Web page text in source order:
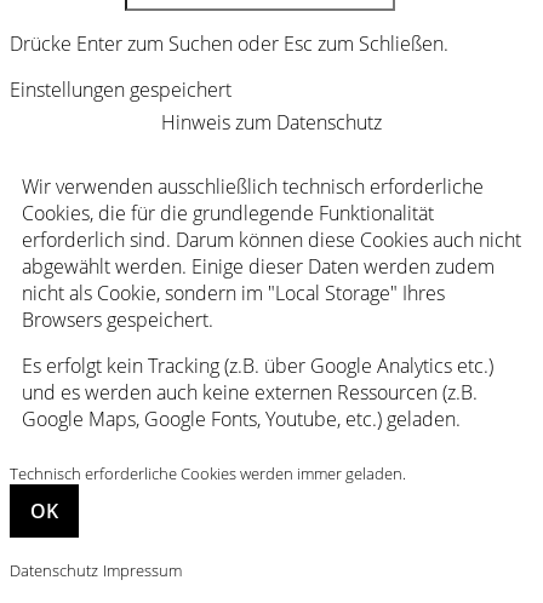
Drücke Enter zum Suchen oder Esc zum Schließen.
Einstellungen gespeichert
Hinweis zum Datenschutz
Wir verwenden ausschließlich technisch erforderliche
Cookies, die für die grundlegende Funktionalität
erforderlich sind. Darum können diese Cookies auch nicht
abgewählt werden. Einige dieser Daten werden zudem
nicht als Cookie, sondern im "Local Storage" Ihres
Browsers gespeichert.
Es erfolgt kein Tracking (z.B. über Google Analytics etc.)
und es werden auch keine externen Ressourcen (z.B.
Google Maps, Google Fonts, Youtube, etc.) geladen.
Technisch erforderliche Cookies werden immer geladen.
Datenschutz Impressum